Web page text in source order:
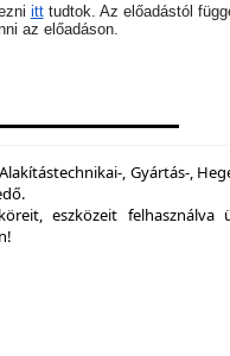
itttudtok. Az előadástól
az előadáson.
, Gyártás-,
eszközeit felhasználva